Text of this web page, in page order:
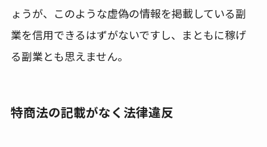
ょうが、このような虚偽の情報を掲載している副
業を信用できるはずがないですし、まともに稼げ
る副業とも思えません。
特商法の記載がなく法律違反